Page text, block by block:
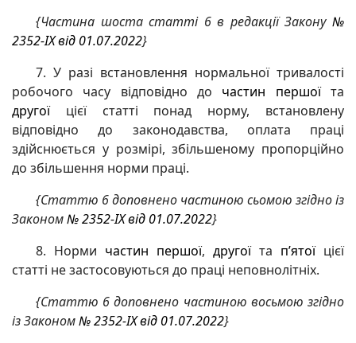
{Частина шоста статті 6 в редакції Закону №
2352-IX від 01.07.2022}
7. У разі встановлення нормальної тривалості
робочого часу відповідно до частин першоїта
другоїцієї статті понад норму, встановлену
відповідно до законодавства, оплата праці
здійснюється у розмірі, збільшеному пропорційно
до збільшення норми праці.
{Статтю 6 доповнено частиною сьомою згідно із
Законом№ 2352-IX від 01.07.2022}
8. Норми частин першої, другоїта п’ятоїцієї
статті не застосовуються до праці неповнолітніх.
{Статтю 6 доповнено частиною восьмою згідно
із Законом№ 2352-IX від 01.07.2022}